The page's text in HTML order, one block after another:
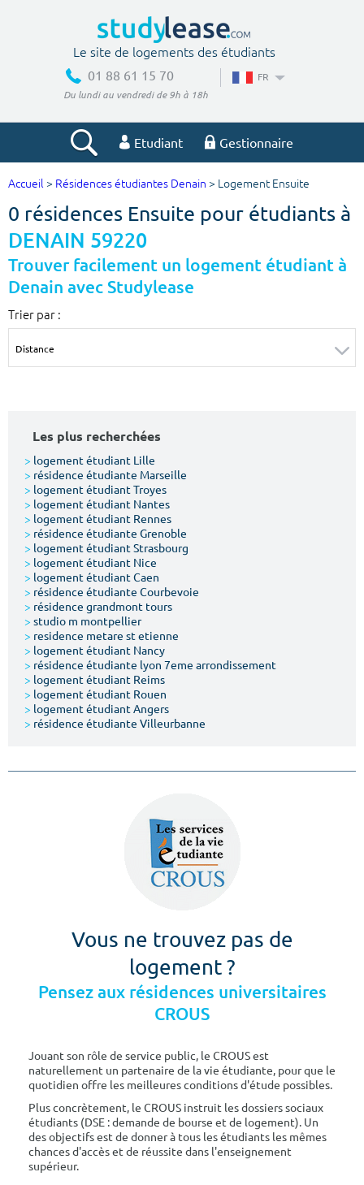
Le site de logements des étudiants
01 88 61 15 70
Du lundi au vendredi de 9h à 18h
FR
Etudiant Gestionnaire
Votre recherche
Ville, école
Type de location
Votre date d'entrée
Accueil > Résidences étudiantes Denain > Logement Ensuite
0 résidences Ensuite pour étudiants à
DENAIN 59220
Trouver facilement un logement étudiant à
Denain avec Studylease
Trier par :
Les plus recherchées
> logement étudiant Lille
> résidence étudiante Marseille
> logement étudiant Troyes
> logement étudiant Nantes
> logement étudiant Rennes
> résidence étudiante Grenoble
> logement étudiant Strasbourg
> logement étudiant Nice
> logement étudiant Caen
> résidence étudiante Courbevoie
> résidence grandmont tours
> studio m montpellier
> residence metare st etienne
> logement étudiant Nancy
> résidence étudiante lyon 7eme arrondissement
> logement étudiant Reims
> logement étudiant Rouen
> logement étudiant Angers
> résidence étudiante Villeurbanne
Vous ne trouvez pas de
logement ?
Pensez aux résidences universitaires
CROUS
Jouant son rôle de service public, le CROUS est
naturellement un partenaire de la vie étudiante, pour que le
quotidien offre les meilleures conditions d'étude possibles.
Plus concrètement, le CROUS instruit les dossiers sociaux
étudiants (DSE : demande de bourse et de logement). Un
des objectifs est de donner à tous les étudiants les mêmes
chances d'accès et de réussite dans l'enseignement
supérieur.